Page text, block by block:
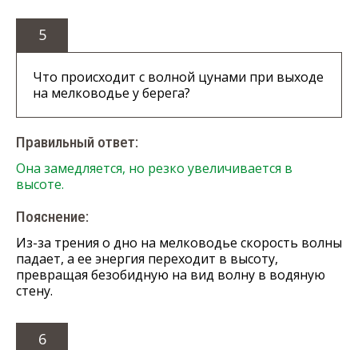
5
Что происходит с волной цунами при выходе
на мелководье у берега?
Правильный ответ:
Она замедляется, но резко увеличивается в
высоте.
Пояснение:
Из-за трения о дно на мелководье скорость волны
падает, а ее энергия переходит в высоту,
превращая безобидную на вид волну в водяную
стену.
6